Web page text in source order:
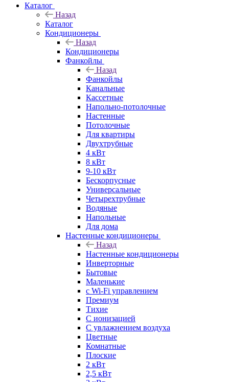
Каталог
Назад
Каталог
Кондиционеры
Назад
Кондиционеры
Фанкойлы
Назад
Фанкойлы
Канальные
Кассетные
Напольно-потолочные
Настенные
Потолочные
Для квартиры
Двухтрубные
4 кВт
8 кВт
9-10 кВт
Бескорпусные
Универсальные
Четырехтрубные
Водяные
Напольные
Для дома
Настенные кондиционеры
Назад
Настенные кондиционеры
Инверторные
Бытовые
Маленькие
с Wi-Fi управлением
Премиум
Тихие
С ионизацией
С увлажнением воздуха
Цветные
Комнатные
Плоские
2 кВт
2,5 кВт